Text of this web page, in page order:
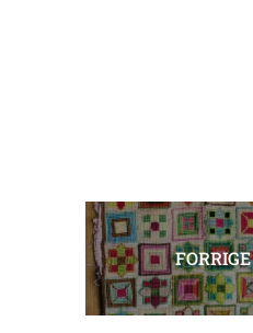
FORRIGE